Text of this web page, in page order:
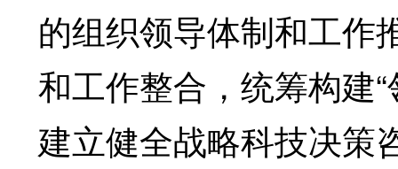
的组织领导体制和工作
和工作整合，统筹构建
建立健全战略科技决策